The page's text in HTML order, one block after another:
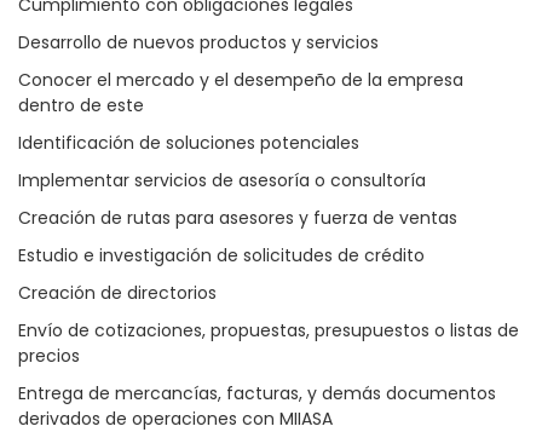
Cumplimiento con obligaciones legales
Desarrollo de nuevos productos y servicios
Conocer el mercado y el desempeño de la empresa
dentro de este
Identificación de soluciones potenciales
Implementar servicios de asesoría o consultoría
Creación de rutas para asesores y fuerza de ventas
Estudio e investigación de solicitudes de crédito
Creación de directorios
Envío de cotizaciones, propuestas, presupuestos o listas de
precios
Entrega de mercancías, facturas, y demás documentos
derivados de operaciones con MIIASA